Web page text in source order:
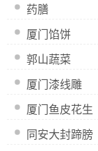
药膳
厦门馅饼
郭山蔬菜
厦门漆线雕
厦门鱼皮花生
同安大封蹄膀